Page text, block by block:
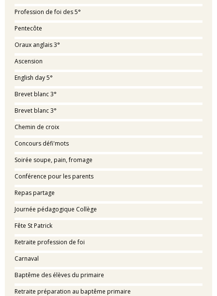
Profession de foi des 5°
Pentecôte
Oraux anglais 3°
Ascension
English day 5°
Brevet blanc 3°
Brevet blanc 3°
Chemin de croix
Concours défi'mots
Soirée soupe, pain, fromage
Conférence pour les parents
Repas partage
Journée pédagogique Collège
Fête St Patrick
Retraite profession de foi
Carnaval
Baptême des élèves du primaire
Retraite préparation au baptême primaire